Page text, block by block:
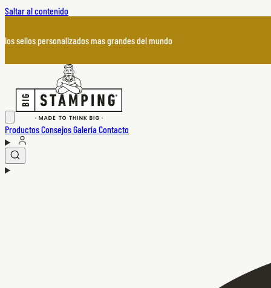
Saltar al contenido
los sellos personalizados mas grandes del mundo
ProductosConsejosGaleríaContacto